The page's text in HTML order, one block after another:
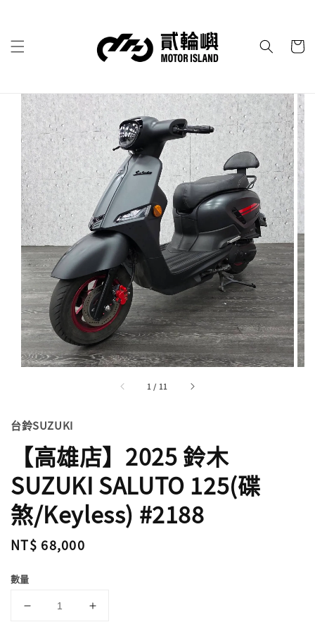
1 / 11
台鈴SUZUKI
【高雄店】2025 鈴木
SUZUKI SALUTO 125(碟
煞/Keyless) #2188
Regular
NT$ 68,000
數量